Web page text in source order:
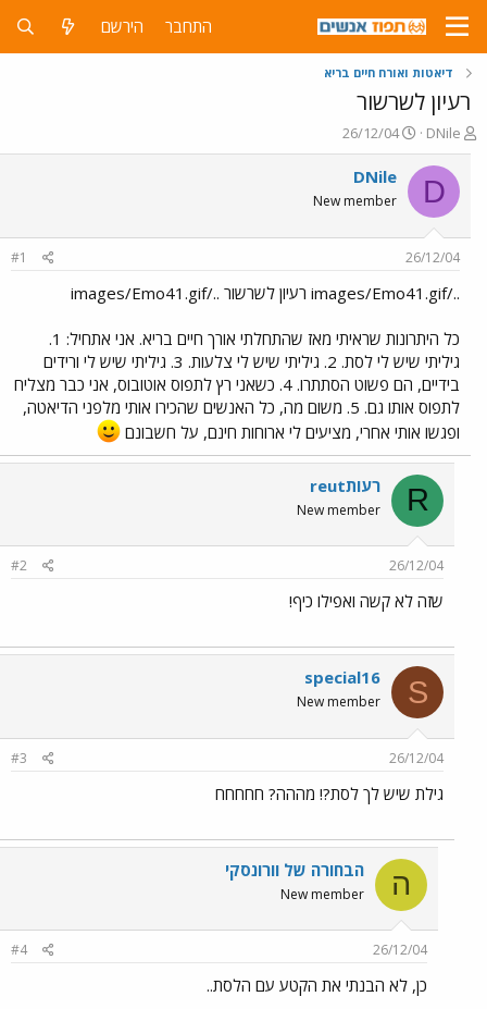
התחבר הירשם
דיאטות ואורח חיים בריא
רעיון לשרשור
פ
ו
ת
ח
ה
ש
DNile
פ
ו
ר
ם
ר
26/12/04
D
DNile
New member
26/12/04
#1
../images/Emo41.gif רעיון לשרשור ../images/Emo41.gif
כל היתרונות שראיתי מאז שהתחלתי אורך חיים בריא. אני אתחיל: 1.
גיליתי שיש לי לסת. 2. גיליתי שיש לי צלעות. 3. גיליתי שיש לי ורידים
בידיים, הם פשוט הסתתרו. 4. כשאני רץ לתפוס אוטובוס, אני כבר מצליח
לתפוס אותו גם. 5. משום מה, כל האנשים שהכירו אותי מלפני הדיאטה,
ופגשו אותי אחרי, מציעים לי ארוחות חינם, על חשבונם
R reutרעות
New member
26/12/04
#2
שזה לא קשה ואפילו כיף!
S
special16
New member
26/12/04
#3
גילת שיש לך לסת?! מההה? חחחחח
ה הבחורה של וורונסקי
New member
26/12/04
#4
כן, לא הבנתי את הקטע עם הלסת..